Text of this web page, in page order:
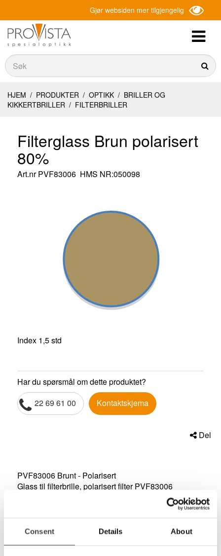
Consent Details About
Gjør websiden mer tilgjengelig
Søk
Søk
HJEM / PRODUKTER / OPTIKK / BRILLER OG
KIKKERTBRILLER / FILTERBRILLER
Filterglass Brun polarisert
80%
Art.nrPVF83006 HMS NR:050098
Index 1,5 std
Har du spørsmål om dette produktet?
22 69 61 00
Kontaktskjema
Del
PVF83006 Brunt - Polarisert
Glass til filterbrille, polarisert filter PVF83006
Dette er et filterglass som kan brukes i briller til
utendørs bruk fra medium til høy luminans. Det brune
dager med flatt ”blålys”. Filteret kombinerer en